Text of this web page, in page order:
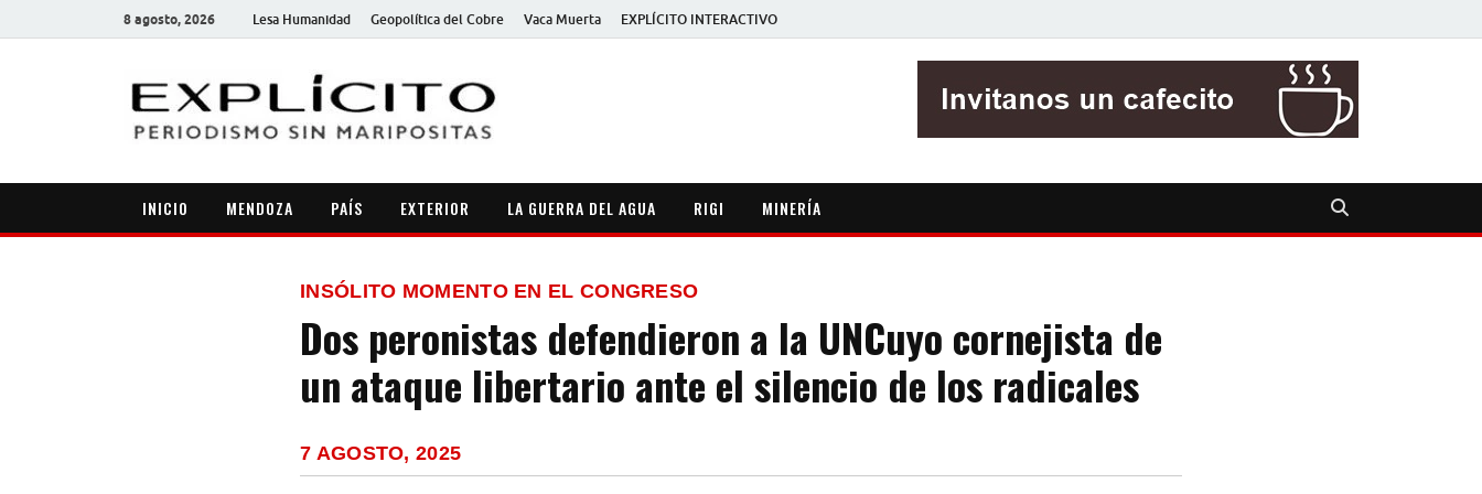
8 agosto, 2026 Lesa Humanidad Geopolítica del Cobre Vaca Muerta EXPLÍCITO INTERACTIVO
INICIO MENDOZA PAÍS EXTERIOR LA GUERRA DEL AGUA RIGI MINERÍA
INSÓLITO MOMENTO EN EL CONGRESO
Dos peronistas defendieron a la UNCuyo cornejista de
un ataque libertario ante el silencio de los radicales
7 AGOSTO, 2025